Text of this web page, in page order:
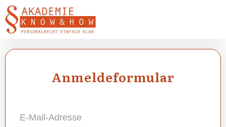
Anmel­de­for­mu­lar